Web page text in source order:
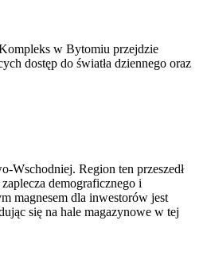
w Bytomiu przejdzie
dostęp do światła dziennego oraz
Wschodniej. Region ten przeszedł
demograficznego i
magnesem dla inwestorów jest
się na hale magazynowe w tej